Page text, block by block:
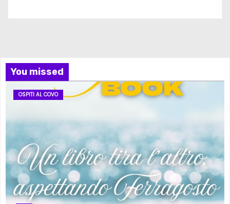
You missed
OSPITI AL COVO